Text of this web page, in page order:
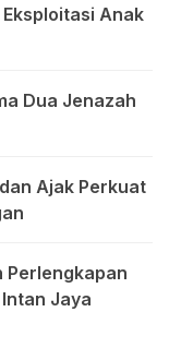
Eksploitasi Anak
Dua Jenazah
Ajak Perkuat
Perlengkapan
Jaya